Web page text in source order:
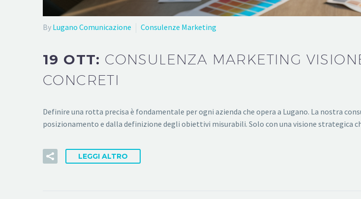
By Lugano Comunicazione Consulenze Marketing
19 OTT: CONSULENZA MARKETING
CONCRETI
Definire una rotta precisa è fondamentale per ogni azienda che opera a Lugano. La nostra
posizionamento e dalla definizione degli obiettivi misurabili. Solo con una visione
LEGGI ALTRO